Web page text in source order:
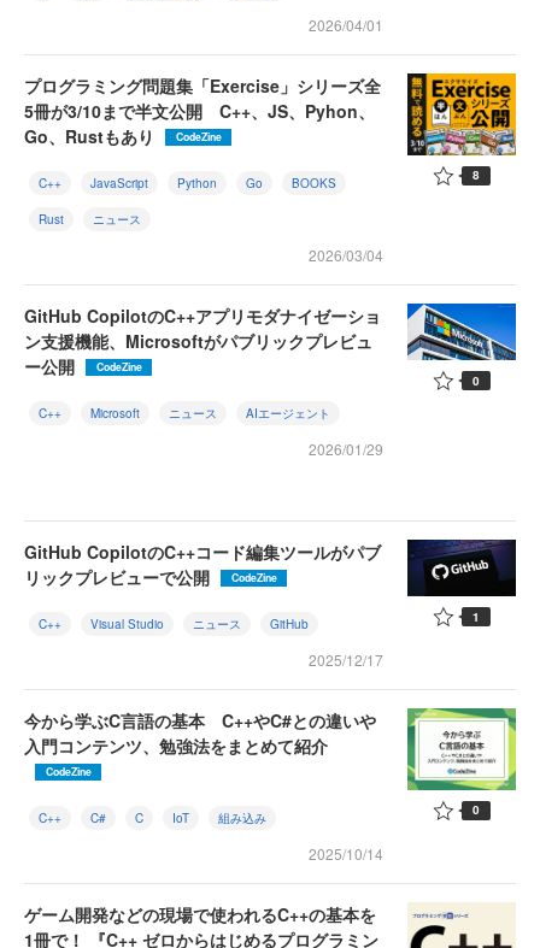
2026/04/01
プログラミング問題集「Exercise」シリーズ全
5冊が3/10まで半文公開 C++、JS、Pyhon、
Go、Rustもあり
CodeZine
C++ JavaScript Python Go BOOKS
Rust ニュース
2026/03/04
8
GitHub CopilotのC++アプリモダナイゼーショ
ン支援機能、Microsoftがパブリックプレビュ
ー公開
CodeZine
C++ Microsoft ニュース AIエージェント
2026/01/29
0
GitHub CopilotのC++コード編集ツールがパブ
リックプレビューで公開
CodeZine
C++ Visual Studio ニュース GitHub
2025/12/17
1
今から学ぶC言語の基本 C++やC#との違いや
入門コンテンツ、勉強法をまとめて紹介
CodeZine
C++ C# C IoT 組み込み
2025/10/14
0
ゲーム開発などの現場で使われるC++の基本を
1冊で！ 『C++ ゼロからはじめるプログラミン